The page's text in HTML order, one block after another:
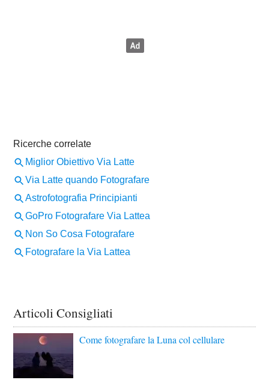
Articoli Consigliati
Come fotografare la Luna col cellulare